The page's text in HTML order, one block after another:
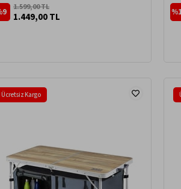
1.449,00 TL
1.599,00 TL
Ücretsiz Kargo